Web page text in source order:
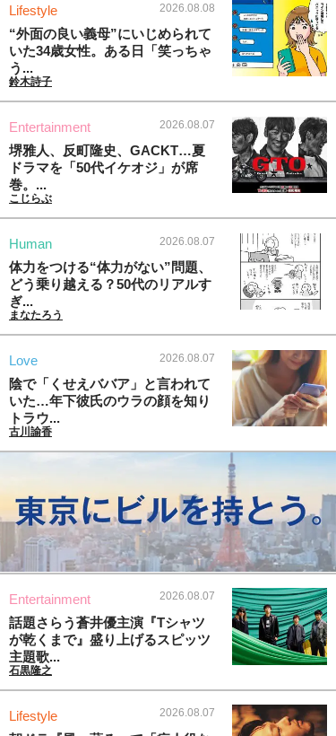
Lifestyle 2026.08.08
“外面の良い義母”にいじめられて
いた34歳女性。ある日「笑っちゃ
う...
鈴木詩子
Entertainment 2026.08.07
堺雅人、反町隆史、GACKT…夏
ドラマを「50代イケオジ」が席
巻。...
こじらぶ
Human 2026.08.07
体力をつける“体力がない”問題、
どう乗り越える？50代のリアルす
ぎ...
まなたろう
Love 2026.08.07
陰で「くせえババア」と言われて
いた…年下彼氏のウラの顔を知り
トラウ...
古川諭香
Entertainment 2026.08.07
話題さらう蒼井優主演『Tシャツ
が乾くまで』盛り上げるスピッツ
主題歌...
石黒隆之
Lifestyle 2026.08.07